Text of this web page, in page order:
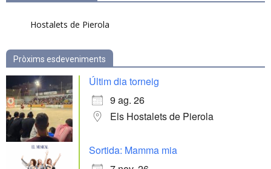
Hostalets de Pierola
Pròxims esdeveniments
Últim dia torneig
9 ag. 26
Els Hostalets de Pierola
Sortida: Mamma mia